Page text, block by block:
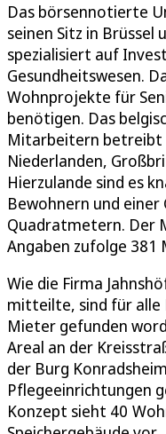
Das börsennotierte
seinen Sitz in Brüssel
spezialisiert auf
Gesundheitswesen.
Wohnprojekte für
benötigen. Das
Mitarbeitern betreibt
Niederlanden,
Hierzulande sind es
Bewohnern und
Quadratmetern. Der
Angaben zufolge 381
Wie die Firma
mitteilte, sind für alle
Mieter gefunden
Areal an der
der Burg
Pflegeeinrichtungen
Konzept sieht 40